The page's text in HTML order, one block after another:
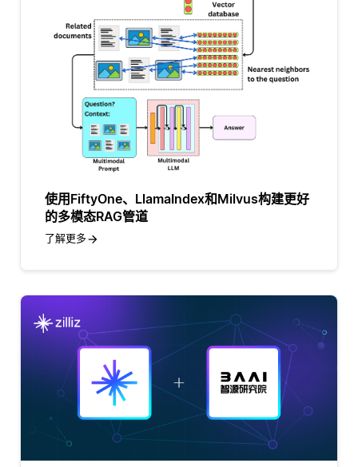
使用FiftyOne、LlamaIndex和Milvus构建更好
的多模态RAG管道
了解更多